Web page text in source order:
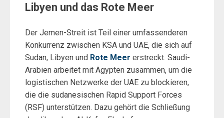
Libyen und das Rote Meer
Der Jemen-Streit ist Teil einer umfassenderen
Konkurrenz zwischen KSA und UAE, die sich auf
Sudan, Libyen und Rote Meer erstreckt. Saudi-
Arabien arbeitet mit Ägypten zusammen, um die
logistischen Netzwerke der UAE zu blockieren,
die die sudanesischen Rapid Support Forces
(RSF) unterstützen. Dazu gehört die Schließung